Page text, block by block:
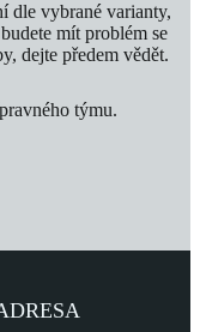
dle vybrané varianty,
mít problém se
dejte předem vědět.
týmu.